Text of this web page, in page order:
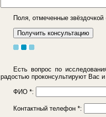
Поля, отмеченные звёздочкой
Есть вопрос по
радостью проконсультируют Вас
ФИО *:
Контактный телефон *: